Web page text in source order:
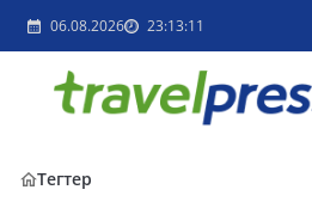
06.08.2026 23:13:11
Тегтер